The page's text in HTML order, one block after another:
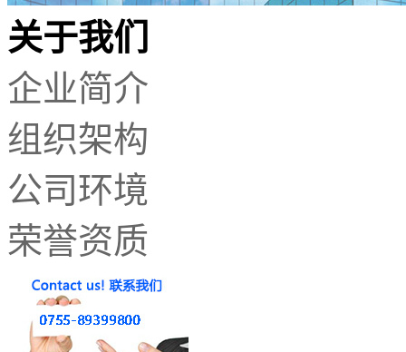
关于我们
企业简介
组织架构
公司环境
荣誉资质